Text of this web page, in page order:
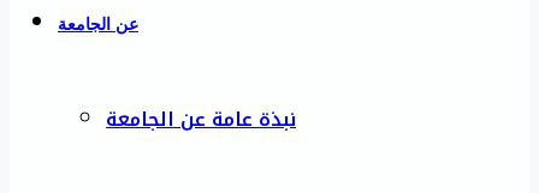
عن الجامعة
نبذة عامة عن الجامعة